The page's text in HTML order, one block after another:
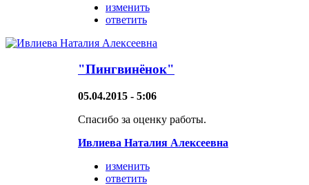
изменить
ответить
"Пингвинёнок"
05.04.2015 - 5:06
Спасибо за оценку работы.
Ивлиева Наталия Алексеевна
изменить
ответить